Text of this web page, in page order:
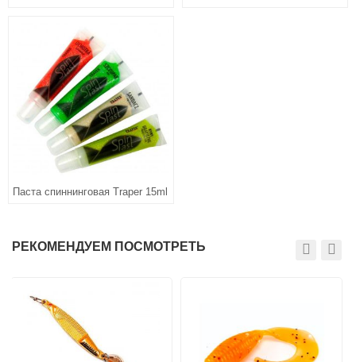
Паста спиннинговая Traper 15ml
РЕКОМЕНДУЕМ ПОСМОТРЕТЬ